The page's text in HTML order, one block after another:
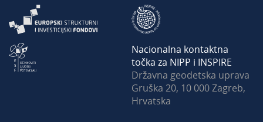
Nacionalna kontaktna
točka za NIPP i INSPIRE
Državna geodetska uprava
Gruška 20, 10 000 Zagreb,
Hrvatska